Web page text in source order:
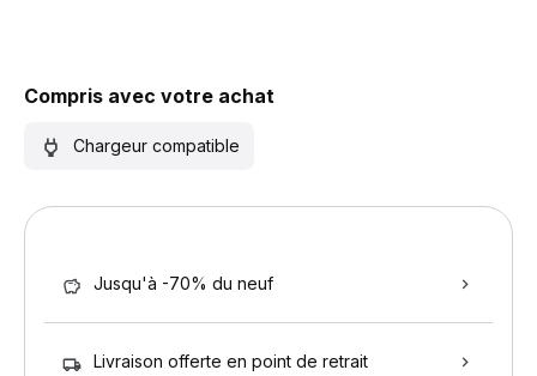
Compris avec votre achat
Chargeur compatible
Jusqu'à -70% du neuf
Livraison offerte en point de retrait